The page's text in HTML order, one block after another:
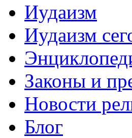
Иудаизм
Иудаизм
Законы и
Новости
Блог